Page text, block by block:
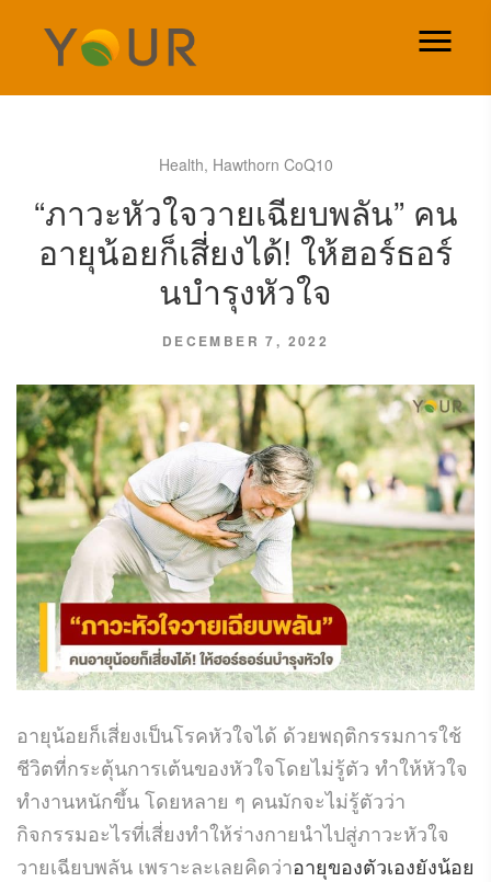
Health, Hawthorn CoQ10
“ภาวะหัวใจวายเฉียบพลัน” คน
อายุน้อยก็เสี่ยงได้! ให้ฮอร์ธอร์
นบำรุงหัวใจ
DECEMBER 7, 2022
อายุน้อยก็เสี่ยงเป็นโรคหัวใจได้ ด้วยพฤติกรรมการใช้
ชีวิตที่กระตุ้นการเต้นของหัวใจโดยไม่รู้ตัว ทำให้หัวใจ
ทำงานหนักขึ้น โดยหลาย ๆ คนมักจะไม่รู้ตัวว่า
กิจกรรมอะไรที่เสี่ยงทำให้ร่างกายนำไปสู่ภาวะหัวใจ
วายเฉียบพลัน เพราะละเลยคิดว่าอายุของตัวเองยังน้อย